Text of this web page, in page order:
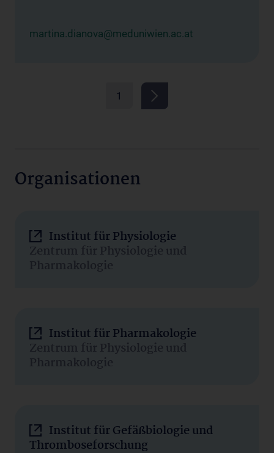
martina.dianova@meduniwien.ac.at
1
Organisationen
Institut für Physiologie
Zentrum für Physiologie und
Pharmakologie
Institut für Pharmakologie
Zentrum für Physiologie und
Pharmakologie
Institut für Gefäßbiologie und
Thromboseforschung